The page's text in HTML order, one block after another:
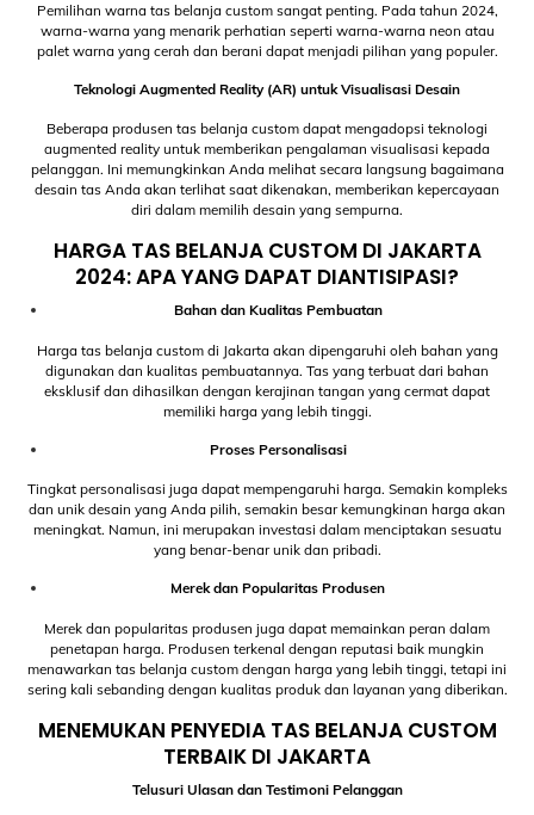
Pemilihan warna tas belanja custom sangat penting. Pada tahun 2024,
warna-warna yang menarik perhatian seperti warna-warna neon atau
palet warna yang cerah dan berani dapat menjadi pilihan yang populer.
Teknologi Augmented Reality (AR) untuk Visualisasi Desain
Beberapa produsen tas belanja custom dapat mengadopsi teknologi
augmented reality untuk memberikan pengalaman visualisasi kepada
pelanggan. Ini memungkinkan Anda melihat secara langsung bagaimana
desain tas Anda akan terlihat saat dikenakan, memberikan kepercayaan
diri dalam memilih desain yang sempurna.
HARGA TAS BELANJA CUSTOM DI JAKARTA
2024: APA YANG DAPAT DIANTISIPASI?
Bahan dan Kualitas Pembuatan
Harga tas belanja custom di Jakarta akan dipengaruhi oleh bahan yang
digunakan dan kualitas pembuatannya. Tas yang terbuat dari bahan
eksklusif dan dihasilkan dengan kerajinan tangan yang cermat dapat
memiliki harga yang lebih tinggi.
Proses Personalisasi
Tingkat personalisasi juga dapat mempengaruhi harga. Semakin kompleks
dan unik desain yang Anda pilih, semakin besar kemungkinan harga akan
meningkat. Namun, ini merupakan investasi dalam menciptakan sesuatu
yang benar-benar unik dan pribadi.
Merek dan Popularitas Produsen
Merek dan popularitas produsen juga dapat memainkan peran dalam
penetapan harga. Produsen terkenal dengan reputasi baik mungkin
menawarkan tas belanja custom dengan harga yang lebih tinggi, tetapi ini
sering kali sebanding dengan kualitas produk dan layanan yang diberikan.
MENEMUKAN PENYEDIA TAS BELANJA CUSTOM
TERBAIK DI JAKARTA
Telusuri Ulasan dan Testimoni Pelanggan